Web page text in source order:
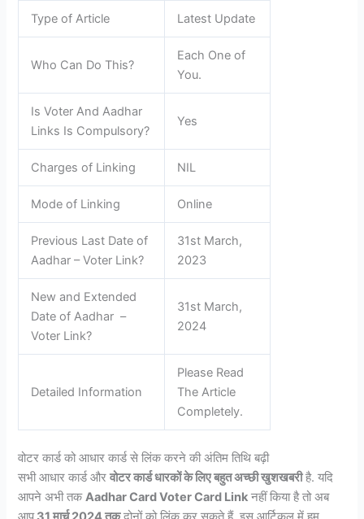
Type of Article Latest Update
Who Can Do This?
Each One of
You.
Is Voter And Aadhar
Links Is Compulsory?
Yes
Charges of Linking NIL
Mode of Linking Online
Previous Last Date of
Aadhar – Voter Link?
31st March,
2023
New and Extended
Date of Aadhar –
Voter Link?
31st March,
2024
Detailed Information
Please Read
The Article
Completely.
वोटर कार्ड को आधार कार्ड से लिंक करने की अंतिम तिथि बढ़ी
सभी आधार कार्ड औरवोटर कार्ड धारकों के लिए बहुत अच्छी खुशखबरीहै. यदि
आपने अभी तकAadhar Card Voter Card Link नहीं किया है तो अब